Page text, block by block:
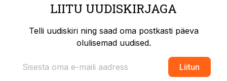
LIITU UUDISKIRJAGA
Telli uudiskiri ning saad oma postkasti päeva
olulisemad uudised.
Liitun